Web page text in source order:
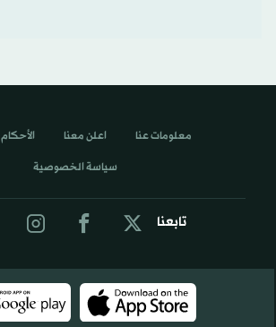
تابعنا
معلومات عنا اعلن معنا
سياسة الخصوصية